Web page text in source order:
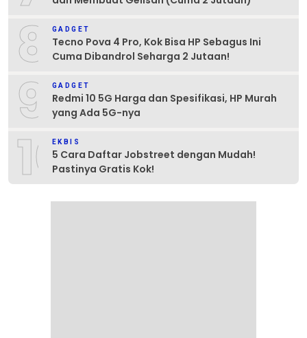
8 GADGET
Tecno Pova 4 Pro, Kok Bisa HP Sebagus Ini
Cuma Dibandrol Seharga 2 Jutaan!
9 GADGET
Redmi 10 5G Harga dan Spesifikasi, HP Murah
yang Ada 5G-nya
10EKBIS
5 Cara Daftar Jobstreet dengan Mudah!
Pastinya Gratis Kok!